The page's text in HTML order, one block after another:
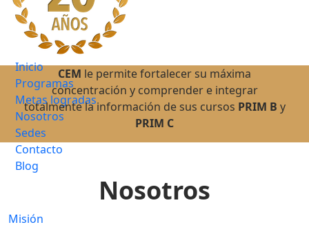
Inicio
Programas
Metas logradas
Nosotros
Sedes
Contacto
Blog
CEM le permite fortalecer su máxima
concentración y comprender e integrar
totalmente la información de sus cursos PRIM B y
PRIM C
Nosotros
Misión